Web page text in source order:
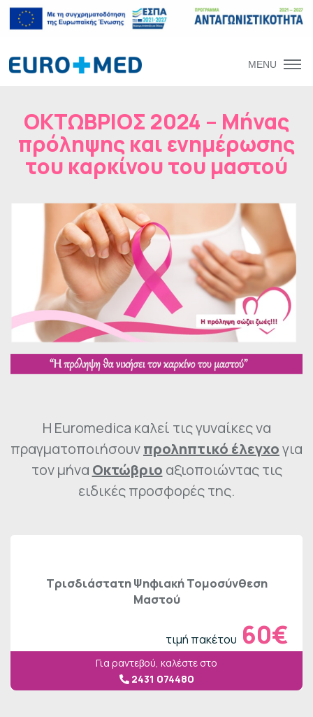
MENU
ΟΚΤΩΒΡΙΟΣ 2024 – Μήνας
πρόληψης και ενημέρωσης
του καρκίνου του μαστού
H Euromedica καλεί τις γυναίκες να
πραγματοποιήσουνπροληπτικό έλεγχογια
τον μήνα Οκτώβριο αξιοποιώντας τις
ειδικές προσφορές της.
Τρισδιάστατη Ψηφιακή Τομοσύνθεση
Μαστού
τιμή πακέτου 60€
Για ραντεβού, καλέστε στο
2431 074480